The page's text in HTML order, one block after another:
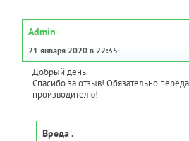
Admin
21 января 2020 в 22:35
Добрый день.
Спасибо за отзыв! Обязательно
производителю!
Вреда .